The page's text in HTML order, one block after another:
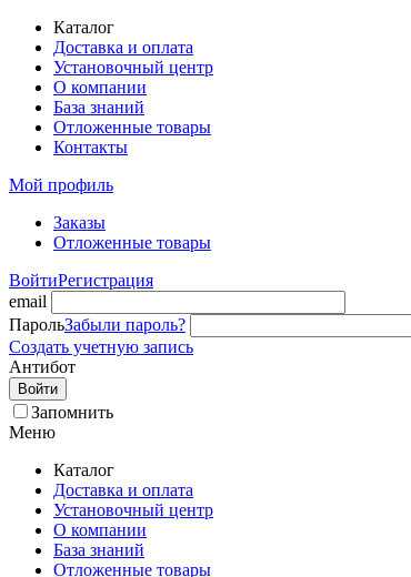
Каталог
Доставка и оплата
Установочный центр
О компании
База знаний
Отложенные товары
Контакты
Мой профиль
Заказы
Отложенные товары
ВойтиРегистрация
email
ПарольЗабыли пароль?
Создать учетную запись
Антибот
Войти
Запомнить
Меню
Каталог
Доставка и оплата
Установочный центр
О компании
База знаний
Отложенные товары